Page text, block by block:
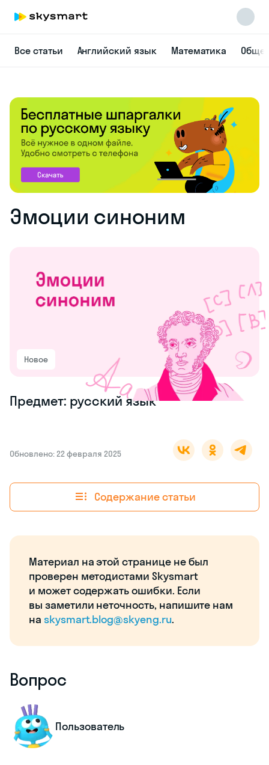
Все статьи Английский язык Математика
Эмоции синоним
Новое
Предмет: русский язык
Обновлено: 22 февраля 2025
Содержание статьи
Материал на этой странице не был
проверен методистами Skysmart
и может содержать ошибки. Если
вы заметили неточность, напишите нам
на skysmart.blog@skyeng.ru.
Вопрос
Пользователь